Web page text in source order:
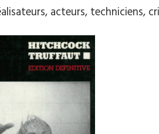
acteurs, techniciens,